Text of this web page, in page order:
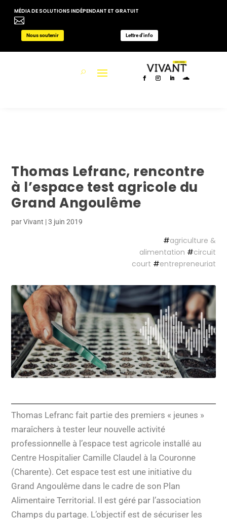
MÉDIA DE SOLUTIONS INDÉPENDANT ET GRATUIT

Nous soutenir Lettre d'info
Thomas Lefranc, rencontre
à l’espace test agricole du
Grand Angoulême
parVivant |3 juin 2019
#agriculture &
alimentation #circuit
court #entrepreneuriat
Thomas Lefranc fait partie des premiers « jeunes »
maraîchers à tester leur nouvelle activité
professionnelle à l’espace test agricole installé au
Centre Hospitalier Camille Claudel à la Couronne
(Charente). Cet espace test est une initiative du
Grand Angoulême dans le cadre de son Plan
Alimentaire Territorial. Il est géré par l’association
Champs du partage. L’objectif est de sécuriser les